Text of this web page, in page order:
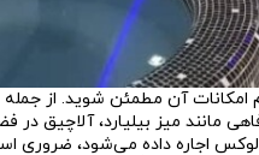
امکانات آن مطمئن شوید. از
میز بیلیارد، آلاچیق در
لوکس اجاره داده می‌شود، ضروری